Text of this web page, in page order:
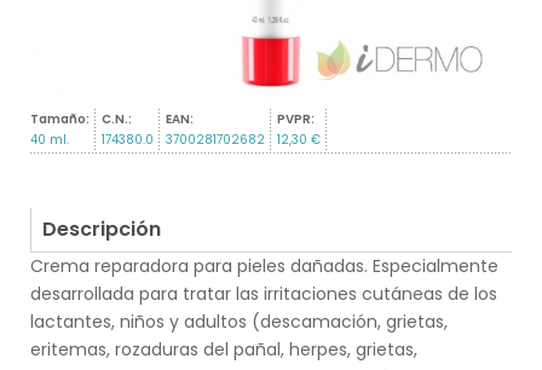
Tamaño:
40 ml.
C.N.:
174380.0
EAN:
3700281702682
PVPR:
12,30 €
Descripción
Crema reparadora para pieles dañadas. Especialmente
desarrollada para tratar las irritaciones cutáneas de los
lactantes, niños y adultos (descamación, grietas,
eritemas, rozaduras del pañal, herpes, grietas,